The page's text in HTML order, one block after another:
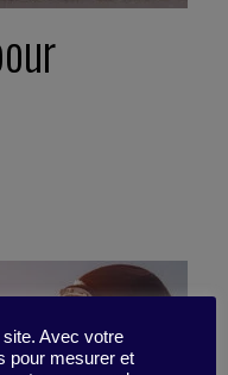
Avec votre
pour mesurer et